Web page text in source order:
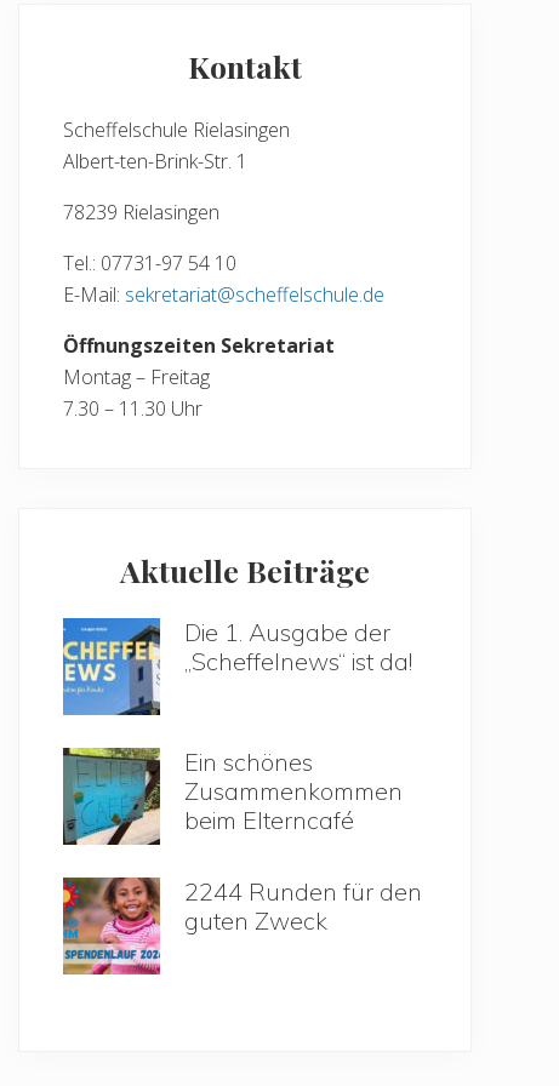
Kontakt
Scheffelschule Rielasingen
Albert-ten-Brink-Str. 1
78239 Rielasingen
Tel.: 07731-97 54 10
E-Mail: sekretariat@scheffelschule.de
Öffnungszeiten Sekretariat
Montag – Freitag
7.30 – 11.30 Uhr
Aktuelle Beiträge
Die 1. Ausgabe der
„Scheffelnews“ ist da!
Ein schönes
Zusammenkommen
beim Elterncafé
2244 Runden für den
guten Zweck